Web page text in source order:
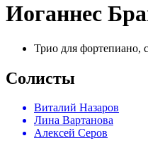
Иоганнес
Трио для фортепиано,
Солисты
Виталий Назаров
Лина Вартанова
Алексей Серов